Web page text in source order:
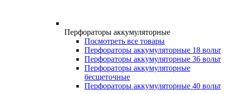
Перфораторы аккумуляторные
Посмотреть все товары
Перфораторы аккумуляторные 18 вольт
Перфораторы аккумуляторные 36 вольт
Перфораторы аккумуляторные
бесщеточные
Перфораторы аккумуляторные 40 вольт